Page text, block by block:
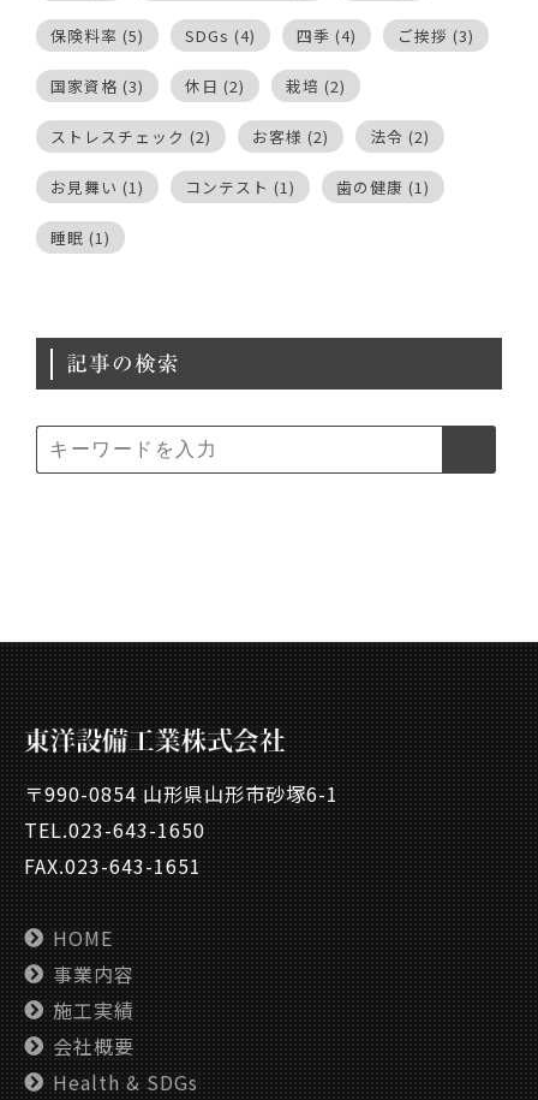
保険料率 (5) SDGs (4) 四季 (4) ご挨拶 (3)
国家資格 (3) 休日 (2) 栽培 (2)
ストレスチェック (2) お客様 (2) 法令 (2)
お見舞い (1) コンテスト (1) 歯の健康 (1)
睡眠 (1)
記事の検索
〒990-0854 山形県山形市砂塚6-1
TEL.023-643-1650
FAX.023-643-1651
HOME
事業内容
施工実績
会社概要
Health & SDGs